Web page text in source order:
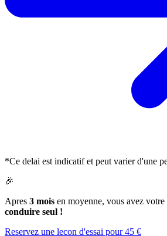
*Ce delai est indicatif et peut varier d'une
🎉
Apres 3 mois en moyenne, vous avez votre
conduire seul !
Reservez une lecon d'essai pour 45 €